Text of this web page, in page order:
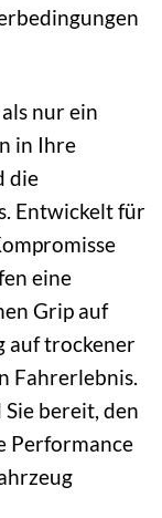
nur ein
in Ihre
die
Entwickelt für
eine
Grip auf
auf trockener
Fahrerlebnis.
bereit, den
Performance